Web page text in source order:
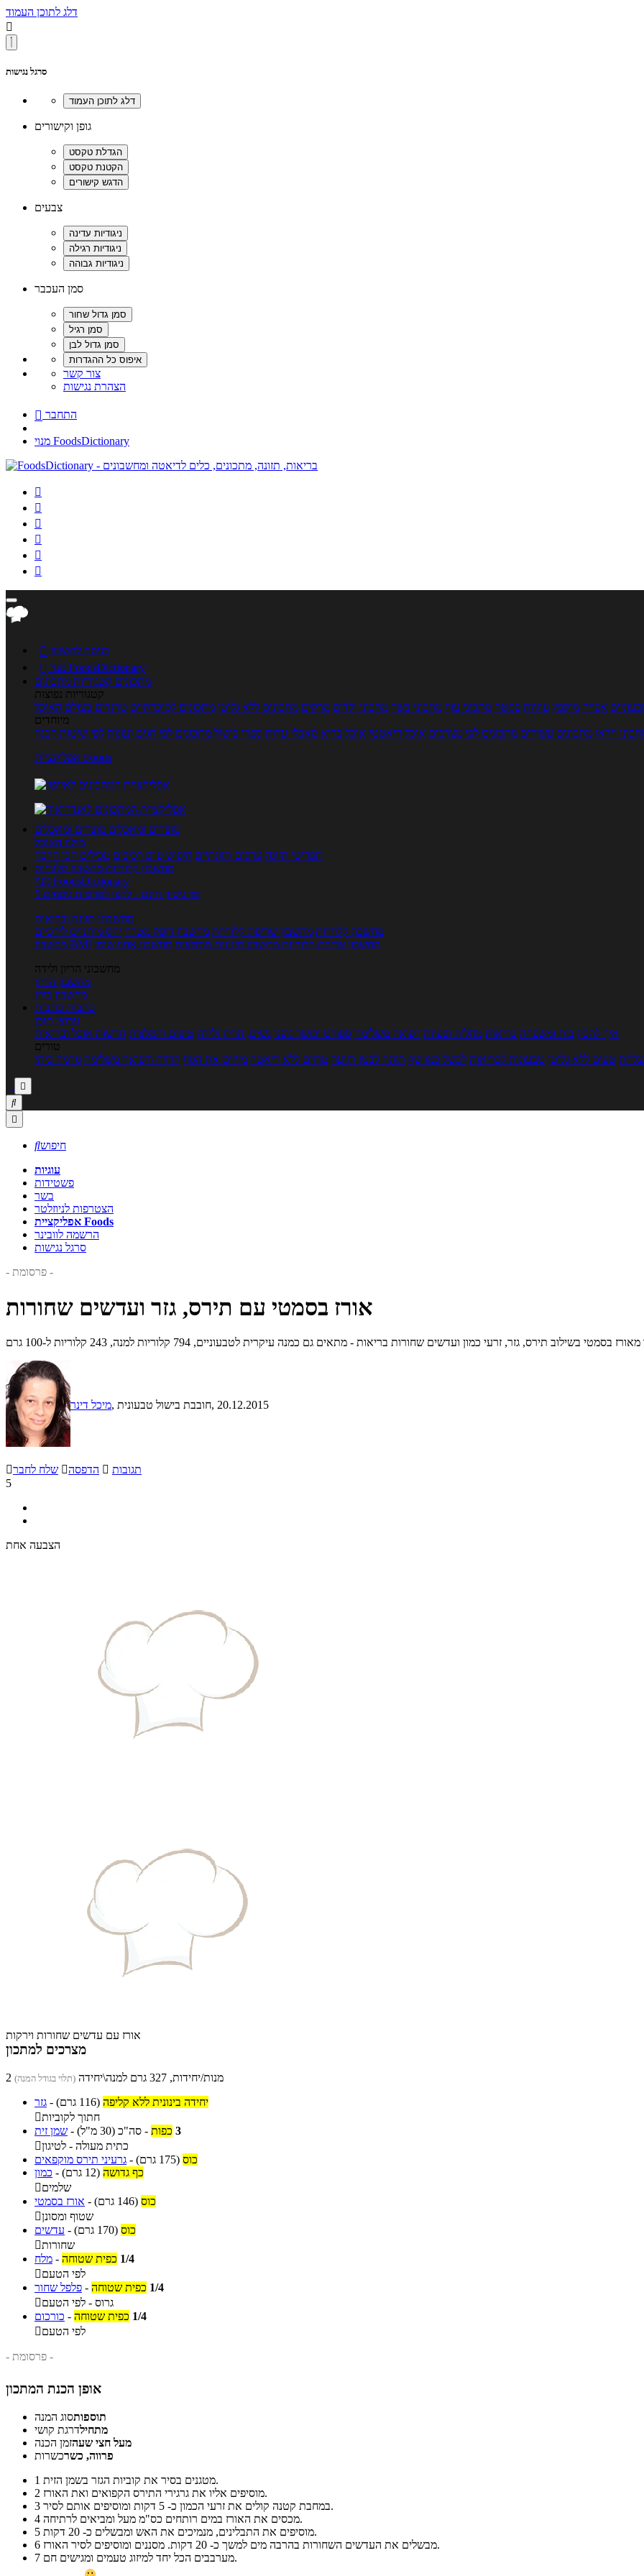
דלג לתוכן העמוד

סרגל נגישות
גופן וקישורים
צבעים
סמן העכבר
צור קשר
הצהרת נגישות
 התחבר
מנוי FoodsDictionary






 כניסה לחשבון

מנוי FoodsDictionary
מתכונים קטגוריות מתכונים
קטגוריות נפוצות
אפייה מוקפץ עוגיות פסטה מתכוני עוף מתכוני בשר מתכוני ילדים מרקים מתכונים ללא גלוטן מתכונים לסוכרתיים טרנדים בעולם האוכל
מיוחדים
וידאו מתכונים עשירים מתכונים לפי מצרכים אוכל דיאטטי אוכל בריא מאכלי עדות ספרי בישול מתכונים לפי חגים ועונות לפי שיטות הכנה
אפליקציית Foods
מוצרים ומאכלים מוצרים ומאכלים
מילון האוכל
תפריטי תזונה ערכים תזונתיים חיפוש ע"פ רכיבים מכילים הכי הרבה
מחשבון קלוריות מחשבון קלוריות
מנוי FoodsDictionary
5 ימי ניסיון חינם - לחצו לפרטים נוספים
מחשבוני תזונה ובריאות
מחשבון קלוריות מחשבון שריפת קלוריות מחשבון דופק מטרה יחס מותניים לירכיים
מחשבון BMI
מחשבון צריכת קלוריות מחשבון מינונים מומלצים מחשבון אחוז שומן
מחשבוני הריון ולידה
מחשבון הריון
מחשבון ביוץ
כתבות כתבות
ערוצי תוכן
איך להכין בית ומשפחה בריאות מחלות ובעיות רפואה משלימה ספורט וכושר גופני נשים, הריון ולידה טיפים והמלצות חדשות אוכל ובריאות
טורים
טעים ללא גלוטן טבעונות לבריאות לבשל כמו שף תזונה לבטן רגועה מרזים ללא דיאטה מזיזים את הגוף הרזיה ורפואה משלימה גורמה ביתי



חיפוש
עוגיות
פשטידות
בשר
הצטרפות לניוזלטר
אפליקציית Foods
הרשמה לוובינר
סרגל נגישות
- פרסומת -
אורז בסמטי עם תירס, גזר ועדשים שחורות
בשילוב תירס, גזר, זרעי כמון ועדשים שחורות בריאות - מתאים גם כמנה עיקרית לטבעוניים, 794 קלוריות למנה, 243 קלוריות ל-100 גרם
מיכל דינר , חובבת בישול טבעונית, 20.12.2015
שלח לחבר הדפסה  תגובות
5
הצבעה אחת
אורז עם עדשים שחורות וירקות
מצרכים למתכון
2 מנות/יחידות, 327 גרם למנה\יחידה (תלוי בגודל המנה)
גזר - יחידה בינונית ללא קליפה (116 גרם)
חתוך לקוביות
שמן זית - 3 כפות - סה"כ (30 מ"ל)
כתית מעולה - לטיגון
גרעיני תירס מוקפאים - כוס (175 גרם)
כמון - כף גדושה (12 גרם)
שלמים
אורז בסמטי - כוס (146 גרם)
שטוף ומסונן
עדשים - כוס (170 גרם)
שחורות
מלח - 1/4 כפית שטוחה
לפי הטעם
פלפל שחור - 1/4 כפית שטוחה
גרוס - לפי הטעם
כורכום - 1/4 כפית שטוחה
לפי הטעם
- פרסומת -
אופן הכנת המתכון
תוספותסוג המנה
מתחילדרגת קושי
מעל חצי שעהזמן הכנה
פרווה, כשרכשרות
1
מטגנים בסיר את קוביות הגזר בשמן הזית.
2
מוסיפים אליו את גרגירי התירס הקפואים ואת האורז.
3
במחבת קטנה קולים את זרעי הכמון כ- 5 דקות ומוסיפים אותם לסיר.
4
מכסים את האורז במים רותחים כס"מ מעל ומביאים לרתיחה.
5
מוסיפים את התבלינים, מנמיכים את האש ומבשלים כ- 20 דקות.
6
מבשלים את העדשים השחורות בהרבה מים למשך כ- 20 דקות. מסננים ומוסיפים לסיר האורז.
7
מערבבים הכל יחד למיזוג טעמים ומגישים חם.